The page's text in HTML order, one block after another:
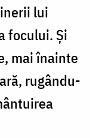
lui
focului. Şi
mai înainte
rugându-